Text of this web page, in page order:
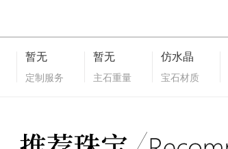
暂无
定制服务
暂无
主石重量
仿水晶
宝石材质